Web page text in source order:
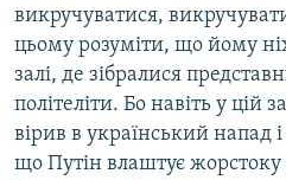
викручуватися,
цьому розуміти, що йому
залі, де зібралися
політеліти. Бо навіть у цій
вірив в український напад
що Путін влаштує